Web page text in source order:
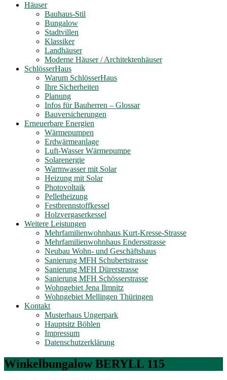
Häuser
Bauhaus-Stil
Bungalow
Stadtvillen
Klassiker
Landhäuser
Moderne Häuser / Architektenhäuser
SchlösserHaus
Warum SchlösserHaus
Ihre Sicherheiten
Planung
Infos für Bauherren – Glossar
Bauversicherungen
Erneuerbare Energien
Wärmepumpen
Erdwärmeanlage
Luft-Wasser Wärmepumpe
Solarenergie
Warmwasser mit Solar
Heizung mit Solar
Photovoltaik
Pelletheizung
Festbrennstoffkessel
Holzvergaserkessel
Weitere Leistungen
Mehrfamilienwohnhaus Kurt-Kresse-Strasse
Mehrfamilienwohnhaus Endersstrasse
Neubau Wohn- und Geschäftshaus
Sanierung MFH Schubertstrasse
Sanierung MFH Dürerstrasse
Sanierung MFH Schösserstrasse
Wohngebiet Jena Ilmnitz
Wohngebiet Mellingen Thüringen
Kontakt
Musterhaus Ungerpark
Hauptsitz Böhlen
Impressum
Datenschutzerklärung
Winkelbungalow BERYLL 115